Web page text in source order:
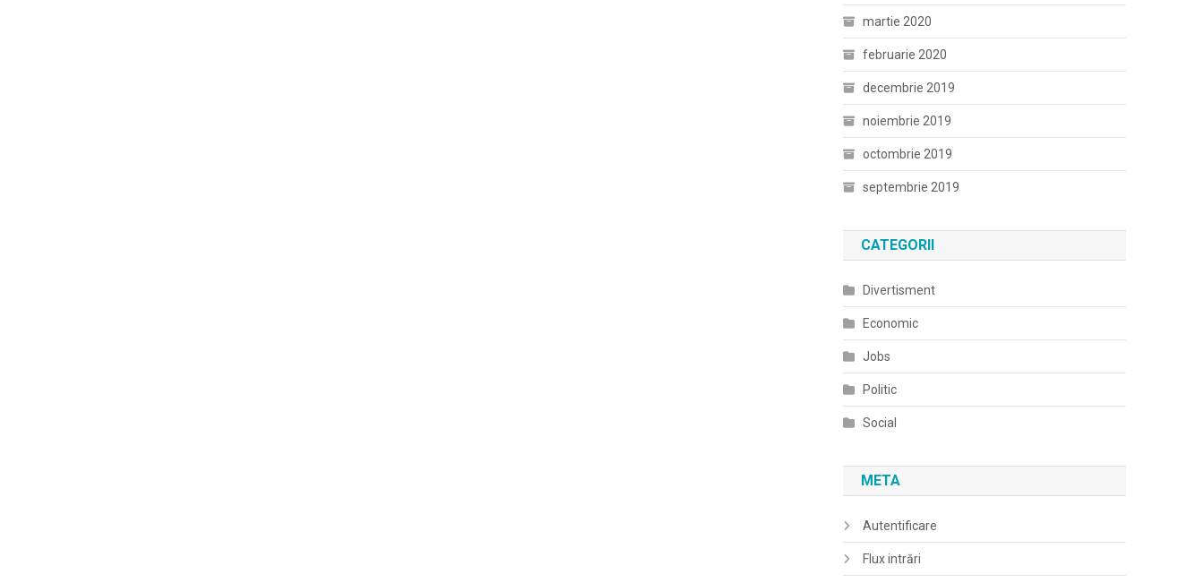
martie 2020
februarie 2020
decembrie 2019
noiembrie 2019
octombrie 2019
septembrie 2019
CATEGORII
Divertisment
Economic
Jobs
Politic
Social
META
Autentificare
Flux intrări